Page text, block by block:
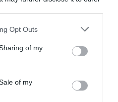
uses one or more Google
behaviour. You may click to
and its third-party tags to
purposes in below Google
Opt Outs
of my
of my
Ελλάδα